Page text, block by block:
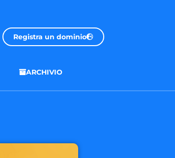
Registra un dominio
ARCHIVIO